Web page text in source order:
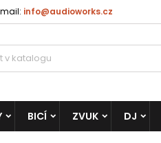
info@audioworks.cz
BICÍ ZVUK DJ